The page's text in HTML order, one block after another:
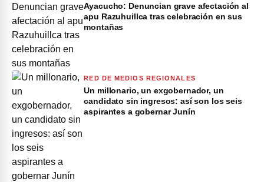
Ayacucho: Denuncian grave afectación al
apu Razuhuillca tras celebración en sus
montañas
RED DE MEDIOS REGIONALES
Un millonario, un exgobernador, un
candidato sin ingresos: así son los seis
aspirantes a gobernar Junín